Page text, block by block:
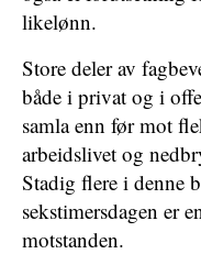
likelønn.
Store deler av
både i privat og i
samla enn før mot
arbeidslivet og
Stadig flere i denne
sekstimersdagen er
motstanden.